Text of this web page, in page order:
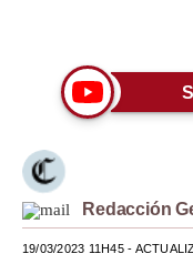
Tendencias
Viajes
Moda
Redacción
19/03/2023 11H45-